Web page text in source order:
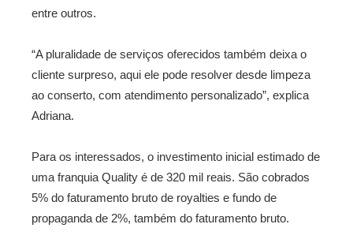
entre outros.
“A pluralidade de serviços oferecidos também deixa o
cliente surpreso, aqui ele pode resolver desde limpeza
ao conserto, com atendimento personalizado”, explica
Adriana.
Para os interessados, o investimento inicial estimado de
uma franquia Quality é de 320 mil reais. São cobrados
5% do faturamento bruto de royalties e fundo de
propaganda de 2%, também do faturamento bruto.